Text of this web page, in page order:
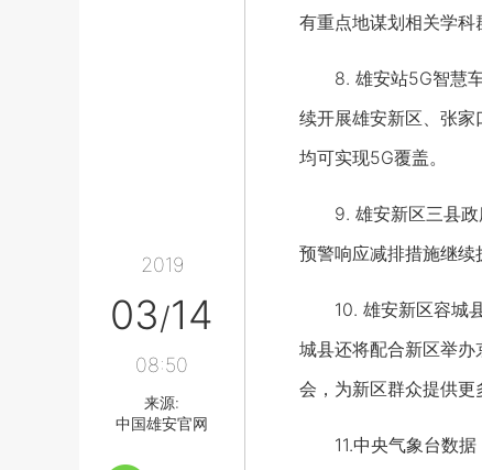
2019
03/14
08:50
来源:
中国雄安官网
有重点地谋划相关学科
8. 雄安站5G智慧车
续开展雄安新区、张
均可实现5G覆盖。
9. 雄安新区三县政府
预警响应减排措施继续
10. 雄安新区容城县
城县还将配合新区举
会，为新区群众提供更
11.中央气象台数据